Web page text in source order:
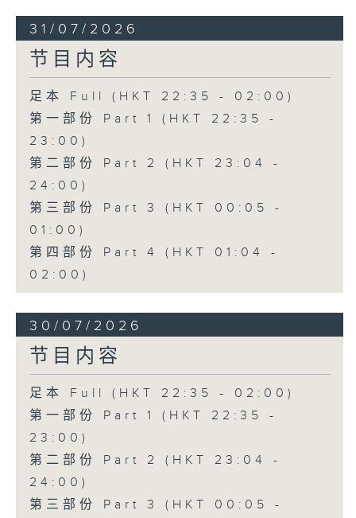
31/07/2026
节目内容
足本 Full (HKT 22:35 - 02:00)
第一部份 Part 1 (HKT 22:35 -
23:00)
第二部份 Part 2 (HKT 23:04 -
24:00)
第三部份 Part 3 (HKT 00:05 -
01:00)
第四部份 Part 4 (HKT 01:04 -
02:00)
30/07/2026
节目内容
足本 Full (HKT 22:35 - 02:00)
第一部份 Part 1 (HKT 22:35 -
23:00)
第二部份 Part 2 (HKT 23:04 -
24:00)
第三部份 Part 3 (HKT 00:05 -